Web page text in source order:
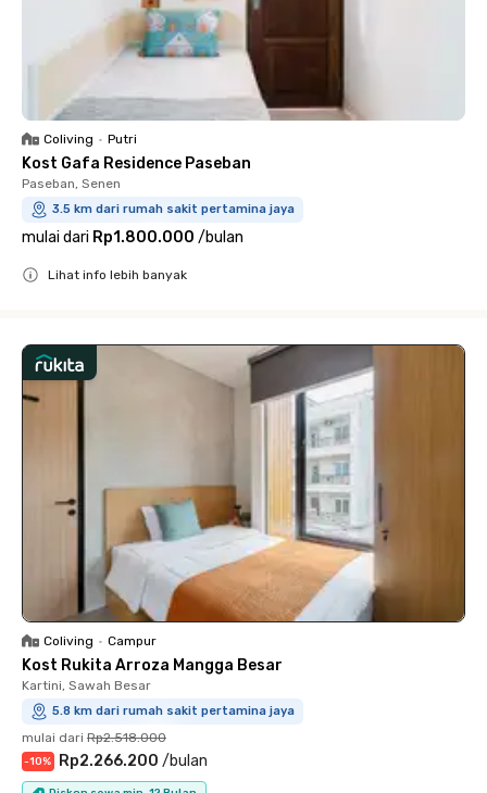
Coliving • Putri
Kost Gafa Residence Paseban
Paseban, Senen
3.5 km dari rumah sakit pertamina jaya
mulai dari Rp1.800.000 /bulan
Lihat info lebih banyak
Coliving • Campur
Kost Rukita Arroza Mangga Besar
Kartini, Sawah Besar
5.8 km dari rumah sakit pertamina jaya
mulai dari Rp2.518.000
-10% Rp2.266.200 /bulan